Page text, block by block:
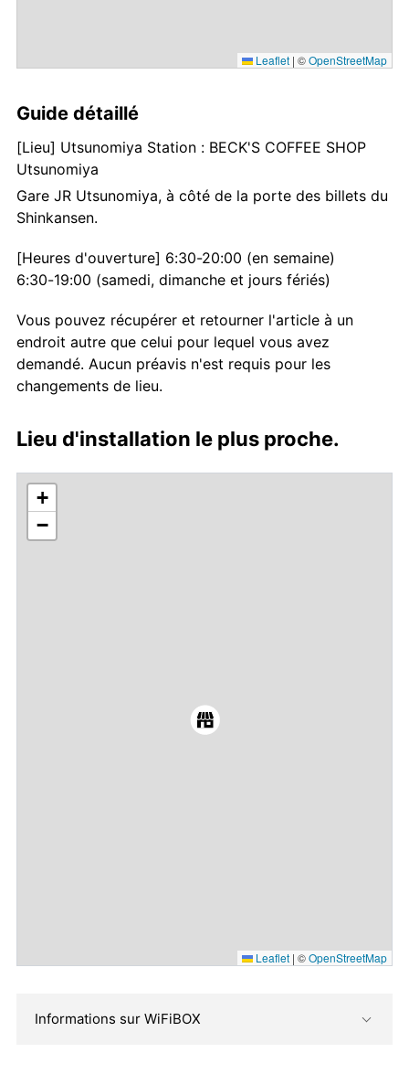
Leaflet | ©OpenStreetMap
Guide détaillé
[Lieu] Utsunomiya Station : BECK'S COFFEE SHOP
Utsunomiya
Gare JR Utsunomiya, à côté de la porte des billets du
Shinkansen.
[Heures d'ouverture] 6:30-20:00 (en semaine)
6:30-19:00 (samedi, dimanche et jours fériés)
Vous pouvez récupérer et retourner l'article à un
endroit autre que celui pour lequel vous avez
demandé. Aucun préavis n'est requis pour les
changements de lieu.
Lieu d'installation le plus proche.
+
−
Leaflet | ©OpenStreetMap
Informations sur WiFiBOX